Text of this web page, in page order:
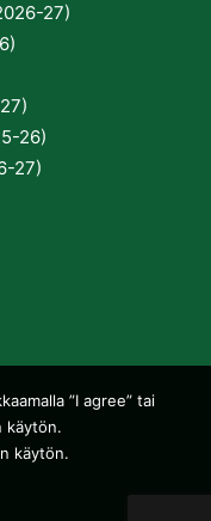
27)
26)
27)
”I agree” tai
käytön.
käytön.